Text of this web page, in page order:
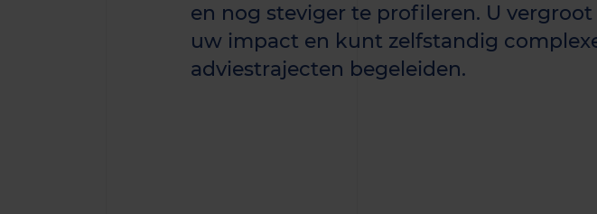
en nog steviger te profileren. U vergroot
uw impact en kunt zelfstandig
adviestrajecten begeleiden.